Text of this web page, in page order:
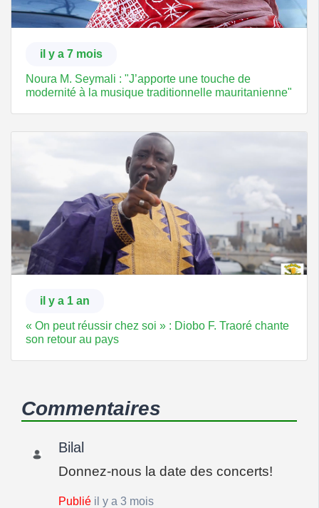
il y a 7 mois
Noura M. Seymali : "J’apporte une touche de
modernité à la musique traditionnelle mauritanienne"
il y a 1 an
« On peut réussir chez soi » : Diobo F. Traoré chante
son retour au pays
Commentaires
Bilal
Donnez-nous la date des concerts!
Publié il y a 3 mois